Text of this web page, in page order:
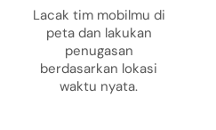
Lacak tim mobilmu di
peta dan lakukan
penugasan
berdasarkan lokasi
waktu nyata.